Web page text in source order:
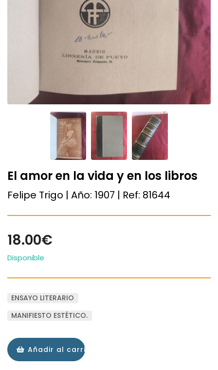
El amor en la vida y en los libros
Felipe Trigo | Año: 1907 | Ref: 81644
18.00€
Disponible
ENSAYO LITERARIO
MANIFIESTO ESTÉTICO.
Añadir al carrito